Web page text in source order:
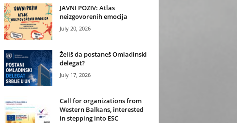
JAVNI POZIV: Atlas
neizgovorenih emocija
July 20, 2026
Želiš da postaneš Omladinski
delegat?
July 17, 2026
Call for organizations from
Western Balkans, interested
in stepping into ESC